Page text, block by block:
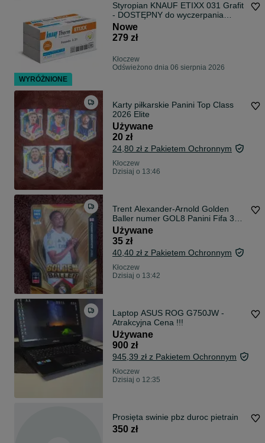
Styropian KNAUF ETIXX 031 Grafit
- DOSTĘPNY do wyczerpania
zapasów
Nowe
279 zł
Kłoczew
Odświeżono dnia 06 sierpnia 2026
Karty piłkarskie Panini Top Class
2026 Elite
Używane
20 zł
24,80 zł z Pakietem Ochronnym
Kłoczew
Dzisiaj o 13:46
Trent Alexander-Arnold Golden
Baller numer GOL8 Panini Fifa 365
Adrenalyn XL 2026
Używane
35 zł
40,40 zł z Pakietem Ochronnym
Kłoczew
Dzisiaj o 13:42
Laptop ASUS ROG G750JW -
Atrakcyjna Cena !!!
Używane
900 zł
945,39 zł z Pakietem Ochronnym
Kłoczew
Dzisiaj o 12:35
Prosięta swinie pbz duroc pietrain
350 zł
WYRÓŻNIONE